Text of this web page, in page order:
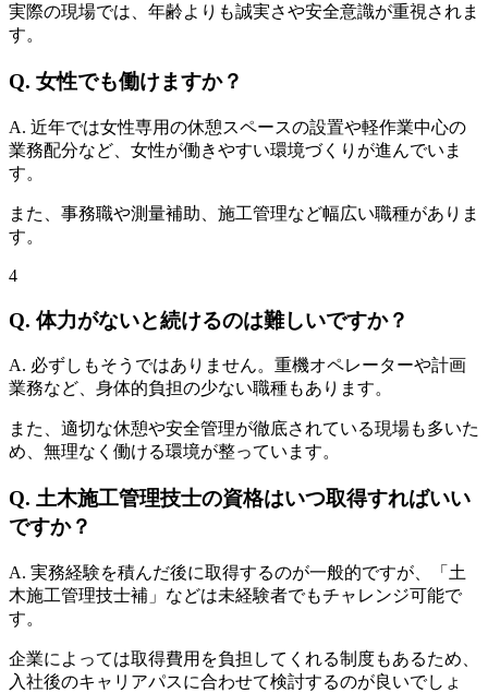
実際の現場では、年齢よりも誠実さや安全意識が重視されま
す。
Q. 女性でも働けますか？
A. 近年では女性専用の休憩スペースの設置や軽作業中心の
業務配分など、女性が働きやすい環境づくりが進んでいま
す。
また、事務職や測量補助、施工管理など幅広い職種がありま
す。
4
Q. 体力がないと続けるのは難しいですか？
A. 必ずしもそうではありません。重機オペレーターや計画
業務など、身体的負担の少ない職種もあります。
また、適切な休憩や安全管理が徹底されている現場も多いた
め、無理なく働ける環境が整っています。
Q. 土木施工管理技士の資格はいつ取得すればいい
ですか？
A. 実務経験を積んだ後に取得するのが一般的ですが、「土
木施工管理技士補」などは未経験者でもチャレンジ可能で
す。
企業によっては取得費用を負担してくれる制度もあるため、
入社後のキャリアパスに合わせて検討するのが良いでしょ